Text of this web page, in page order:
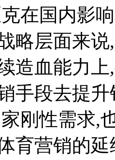
在国内影
层面来说,
造血能力
手段去提
刚性需求,
育营销的